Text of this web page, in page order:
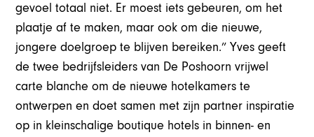
gevoel totaal niet. Er moest iets gebeuren, om het
plaatje af te maken, maar ook om die nieuwe,
jongere doelgroep te blijven bereiken.” Yves geeft
de twee bedrijfsleiders van De Poshoorn vrijwel
carte blanche om de nieuwe hotelkamers te
ontwerpen en doet samen met zijn partner inspiratie
op in kleinschalige boutique hotels in binnen- en